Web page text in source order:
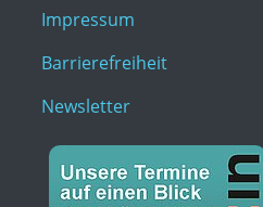
Impressum
Barrierefreiheit
Newsletter